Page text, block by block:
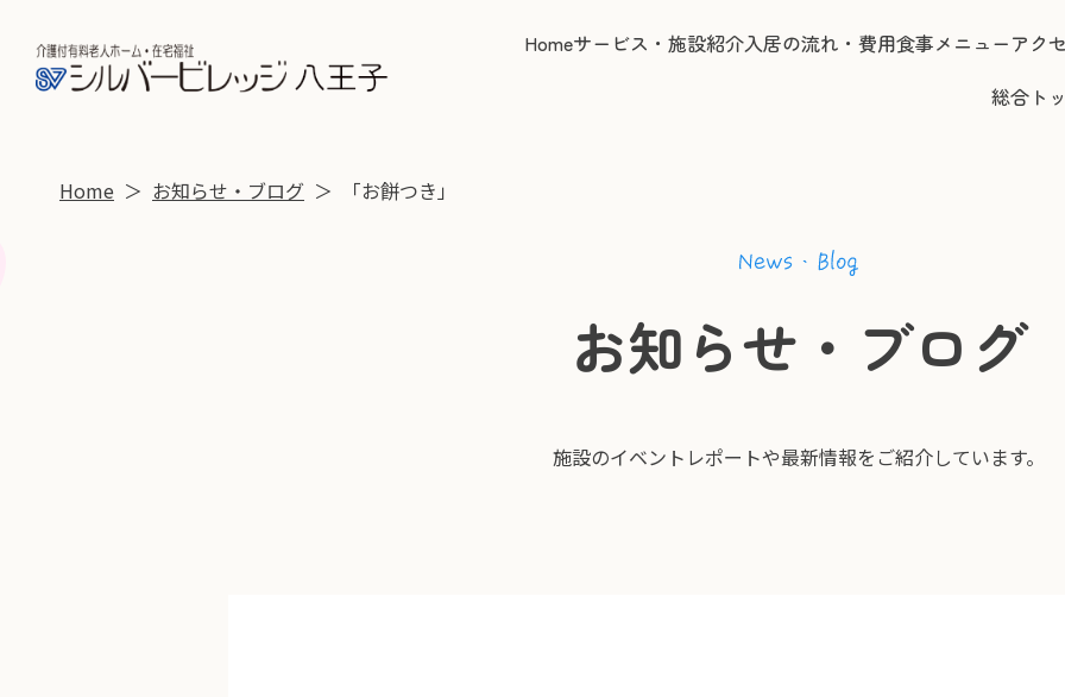
Homeサービス・施設紹介入居の流れ・費用食事メニューアク
総合ト
Home お知らせ・ブログ 「お餅つき」
お知らせ・ブログ
施設のイベントレポートや最新情報をご紹介しています。